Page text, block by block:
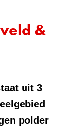
&
uit 3
polder